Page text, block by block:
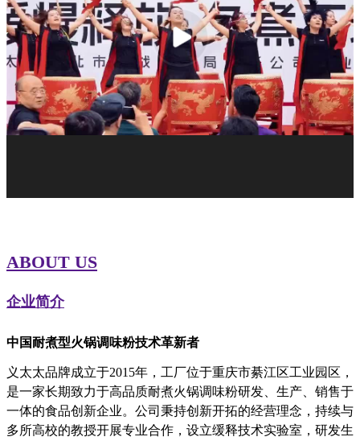
ABOUT US
企业简介
中国耐煮型火锅调味粉技术革新者
义太太品牌成立于2015年，工厂位于重庆市綦江区工业园区，
是一家长期致力于高品质耐煮火锅调味粉研发、生产、销售于
一体的食品创新企业。公司秉持创新开拓的经营理念，持续与
多所高校的教授开展专业合作，设立缓释技术实验室，研发生